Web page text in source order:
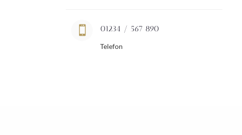
 01234 / 567 890
Telefon